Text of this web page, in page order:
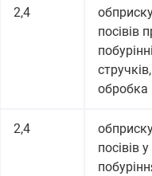
2,4
посівів
обробка
2,4
посівів